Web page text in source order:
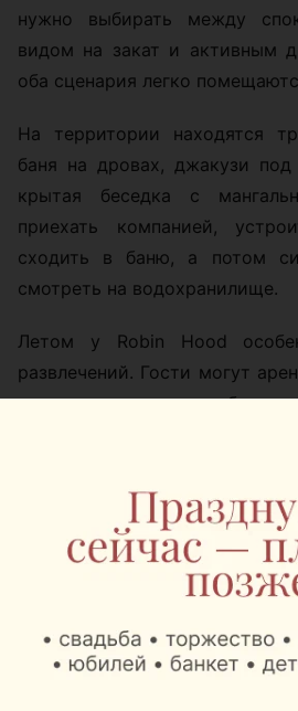
нужно выбирать между
видом на закат и активным
оба сценария легко
На территории находятся
баня на дровах, джакузи
крытая беседка с
приехать компанией,
сходить в баню, а потом
смотреть на водохранилище.
Летом у Robin Hood
развлечений. Гости могут
катер, катамараны, сапборды,
территории базы.
Главная фишка локации —
воде. Поэтому даже
плеск воды, открытые виды и
что город совсем близко.